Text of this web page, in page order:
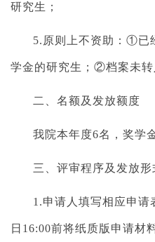
研究生；
5. 原则上不资助： ①已
学金的研究生； ②档案未
二、名额及发放额度
我院本年度6名，奖学
三、评审程序及发放形
1.申请人填写相应申请
日 16:00前将纸质版申请材